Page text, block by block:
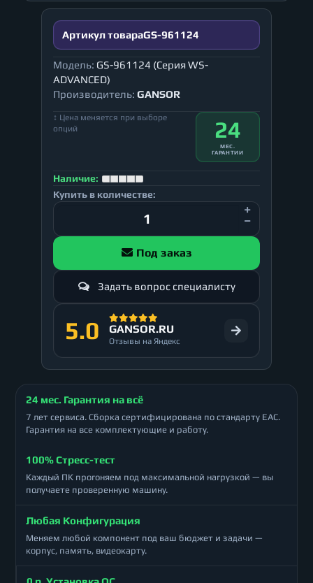
Артикул товараGS-961124
Модель: GS-961124 (Серия WS-
ADVANCED)
Производитель: GANSOR
↕ Цена меняется при выборе
опций
24
МЕС.
ГАРАНТИИ
Наличие:
Купить в количестве:
Под заказ
Задать вопрос специалисту
5.0 GANSOR.RU
Отзывы на Яндекс
24 мес. Гарантия на всё
7 лет сервиса. Сборка сертифицирована по стандарту ЕАС.
Гарантия на все комплектующие и работу.
100% Стресс-тест
Каждый ПК прогоняем под максимальной нагрузкой — вы
получаете проверенную машину.
Любая Конфигурация
Меняем любой компонент под ваш бюджет и задачи —
корпус, память, видеокарту.